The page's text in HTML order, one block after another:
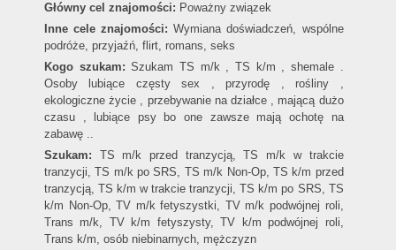
Główny cel znajomości: Poważny związek
Inne cele znajomości: Wymiana doświadczeń, wspólne
podróże, przyjaźń, flirt, romans, seks
Kogo szukam: Szukam TS m/k , TS k/m , shemale .
Osoby lubiące częsty sex , przyrodę , rośliny ,
ekologiczne życie , przebywanie na działce , mającą dużo
czasu , lubiące psy bo one zawsze mają ochotę na
zabawę ..
Szukam: TS m/k przed tranzycją, TS m/k w trakcie
tranzycji, TS m/k po SRS, TS m/k Non-Op, TS k/m przed
tranzycją, TS k/m w trakcie tranzycji, TS k/m po SRS, TS
k/m Non-Op, TV m/k fetyszystki, TV m/k podwójnej roli,
Trans m/k, TV k/m fetyszysty, TV k/m podwójnej roli,
Trans k/m, osób niebinarnych, mężczyzn